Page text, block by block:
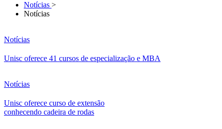
Notícias >
Notícias
Notícias
Unisc oferece 41 cursos de especialização e MBA
Notícias
Unisc oferece curso de extensão
conhecendo cadeira de rodas